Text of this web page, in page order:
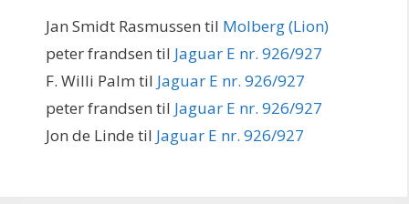
Jan Smidt Rasmussen til Molberg (Lion)
peter frandsen til Jaguar E nr. 926/927
F. Willi Palm til Jaguar E nr. 926/927
peter frandsen til Jaguar E nr. 926/927
Jon de Linde til Jaguar E nr. 926/927